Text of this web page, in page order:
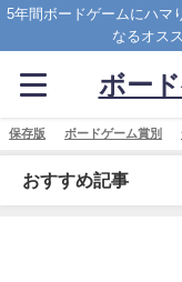
5年間ボードゲームにハマ
なるオス
ボー
保存版 ボードゲーム賞別
おすすめ記事